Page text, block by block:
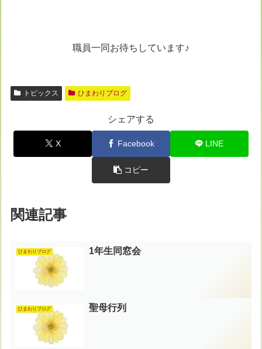
職員一同お待ちしています♪
トピックス ひまわりブログ
シェアする
X Facebook LINE
コピー
関連記事
ひまわりブログ 1年生同窓会
ひまわりブログ 聖母行列